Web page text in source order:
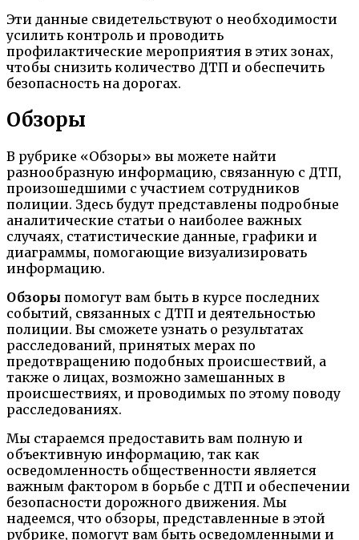
Эти данные свидетельствуют о необходимости
усилить контроль и проводить
профилактические мероприятия в этих зонах,
чтобы снизить количество ДТП и обеспечить
безопасность на дорогах.
Обзоры
В рубрике «Обзоры» вы можете найти
разнообразную информацию, связанную с ДТП,
произошедшими с участием сотрудников
полиции. Здесь будут представлены подробные
аналитические статьи о наиболее важных
случаях, статистические данные, графики и
диаграммы, помогающие визуализировать
информацию.
Обзоры помогут вам быть в курсе последних
событий, связанных с ДТП и деятельностью
полиции. Вы сможете узнать о результатах
расследований, принятых мерах по
предотвращению подобных происшествий, а
также о лицах, возможно замешанных в
происшествиях, и проводимых по этому поводу
расследованиях.
Мы стараемся предоставить вам полную и
объективную информацию, так как
осведомленность общественности является
важным фактором в борьбе с ДТП и обеспечении
безопасности дорожного движения. Мы
надеемся, что обзоры, представленные в этой
рубрике, помогут вам быть осведомленными и